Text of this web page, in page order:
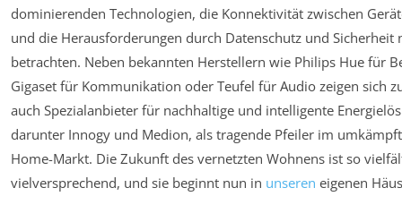
dominierenden Technologien, die Konnektivität zwischen
und die Herausforderungen durch Datenschutz und Sicherheit
betrachten. Neben bekannten Herstellern wie Philips Hue für
Gigaset für Kommunikation oder Teufel für Audio zeigen sich
auch Spezialanbieter für nachhaltige und intelligente
darunter Innogy und Medion, als tragende Pfeiler im
Home-Markt. Die Zukunft des vernetzten Wohnens ist so
vielversprechend, und sie beginnt nun in unseren eigenen